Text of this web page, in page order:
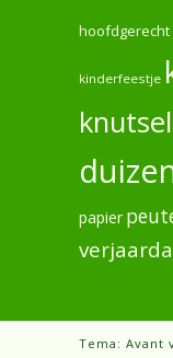
hoofdgerecht
kinderfeestje
papier
Tema: Avant